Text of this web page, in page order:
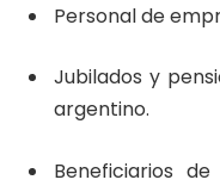
Personal de
Jubilados y
argentino.
Beneficiarios